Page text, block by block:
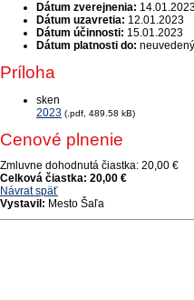
Dátum zverejnenia:
Dátum uzavretia: 12.01.2023
Dátum účinnosti: 15.01.2023
Dátum platnosti do: neuvedený
Príloha
sken
2023 (.pdf, 489.58 kB)
Cenové plnenie
Zmluvne dohodnutá čiastka: 20,00 €
Celková čiastka: 20,00 €
Návrat späť
Vystavil: Mesto Šaľa